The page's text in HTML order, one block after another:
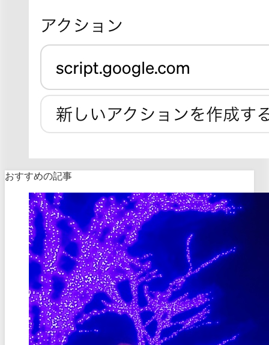
おすすめの記事